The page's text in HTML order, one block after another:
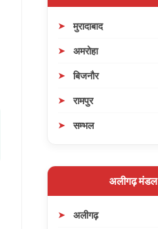
मुरादाबाद
अमरोहा
बिजनौर
रामपुर
सम्भल
अलीगढ़ मंडल
अलीगढ़